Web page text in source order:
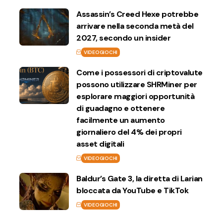
Assassin’s Creed Hexe potrebbe
arrivare nella seconda metà del
2027, secondo un insider
VIDEOGIOCHI
Come i possessori di criptovalute
possono utilizzare SHRMiner per
esplorare maggiori opportunità
di guadagno e ottenere
facilmente un aumento
giornaliero del 4% dei propri
asset digitali
VIDEOGIOCHI
Baldur’s Gate 3, la diretta di Larian
bloccata da YouTube e TikTok
VIDEOGIOCHI